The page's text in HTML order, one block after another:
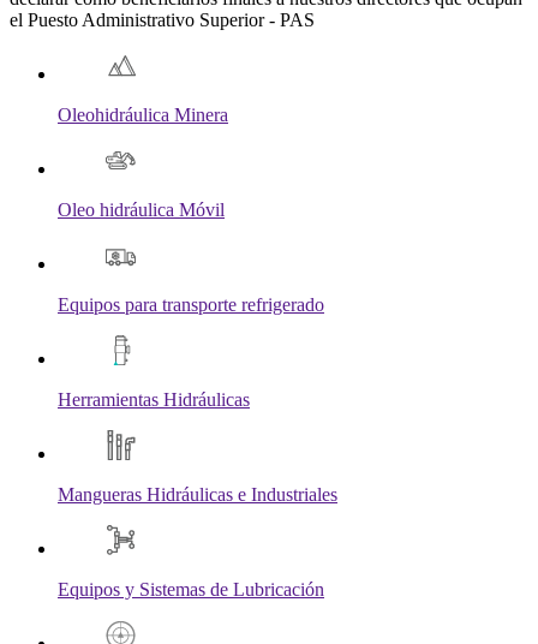
el Puesto Administrativo Superior - PAS
Oleohidráulica Minera
Oleo hidráulica Móvil
Equipos para transporte refrigerado
Herramientas Hidráulicas
Mangueras Hidráulicas e Industriales
Equipos y Sistemas de Lubricación